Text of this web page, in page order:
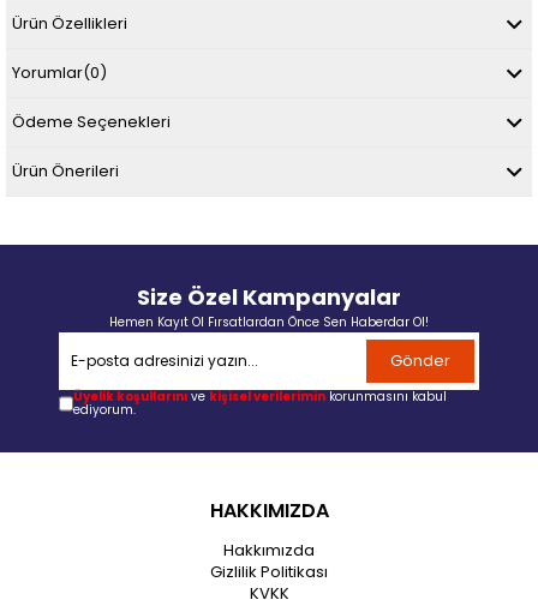
Ürün Özellikleri
Yorumlar(0)
Ödeme Seçenekleri
Ürün Önerileri
Size Özel Kampanyalar
Hemen Kayıt Ol Fırsatlardan Önce Sen Haberdar Ol!
Gönder
Üyelik koşullarını ve kişisel verilerimin korunmasını kabul
ediyorum.
HAKKIMIZDA
Hakkımızda
Gizlilik Politikası
KVKK